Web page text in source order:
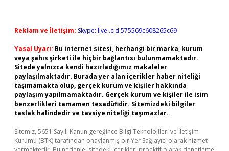
Reklam ve İletişim: Skype: live:.cid.575569c608265c69
Yasal Uyarı: Bu internet sitesi, herhangi bir marka, kurum
veya şahıs şirketi ile hiçbir bağlantısı bulunmamaktadır.
Sitede yalnızca kendi hazırladığımız makaleler
paylaşılmaktadır. Burada yer alan içerikler haber niteliği
taşımamakta olup, gerçek kurum ve kişiler hakkında
paylaşım yapılmamaktadır. Gerçek kurum ve kişiler ile isim
benzerlikleri tamamen tesadüfidir. Sitemizdeki bilgiler
taslak halindedir ve tavsiye niteliği taşımazlar.
Sitemiz, 5651 Sayılı Kanun gereğince Bilgi Teknolojileri ve İletişim
Kurumu (BTK) tarafından onaylanmış bir Yer Sağlayıcı olarak hizmet